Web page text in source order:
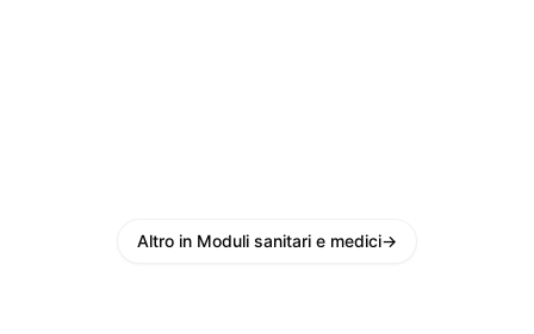
Altro in Moduli sanitari e medici→